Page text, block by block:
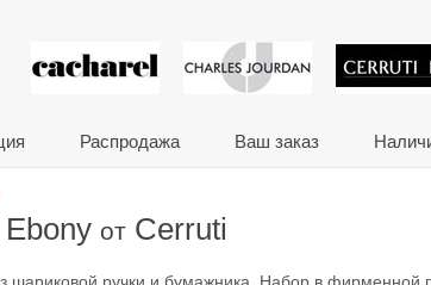
сувениры и
Распродажа Ваш заказ
от Cerruti